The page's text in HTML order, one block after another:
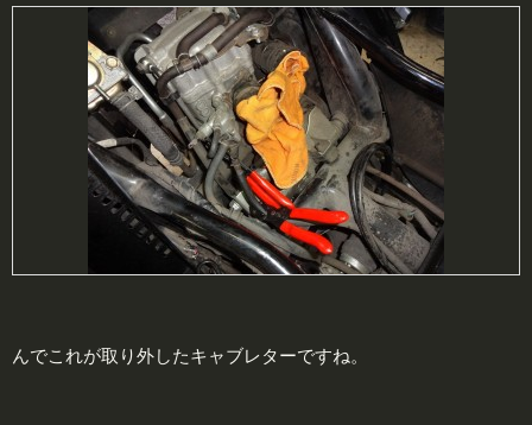
んでこれが取り外したキャブレターですね。